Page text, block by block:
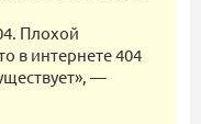
Плохой
в интернете 404
—